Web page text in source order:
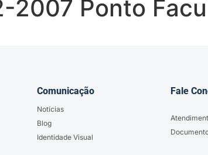
2007 Ponto
Comunicação
Notícias
Blog
Identidade Visual
Fale